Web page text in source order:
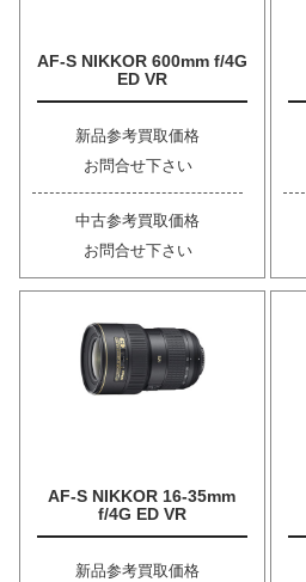
AF-S NIKKOR 600mm f/4G
ED VR
新品参考買取価格
お問合せ下さい
中古参考買取価格
お問合せ下さい
AF-S NIKKOR 16-35mm
f/4G ED VR
新品参考買取価格